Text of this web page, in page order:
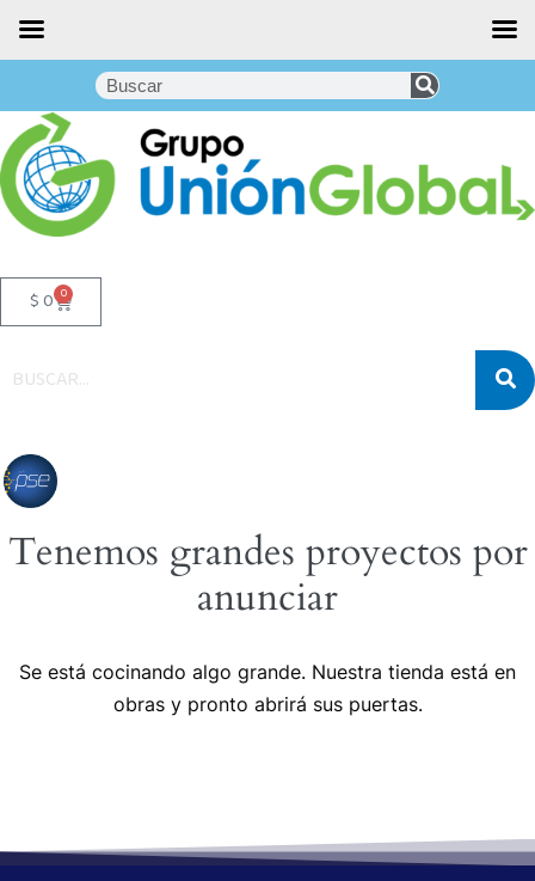
$0 0
Tenemos grandes proyectos por
anunciar
Se está cocinando algo grande. Nuestra tienda está en
obras y pronto abrirá sus puertas.